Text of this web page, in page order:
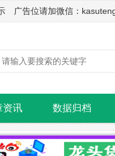
广告位请加微信：
资讯 数据归档